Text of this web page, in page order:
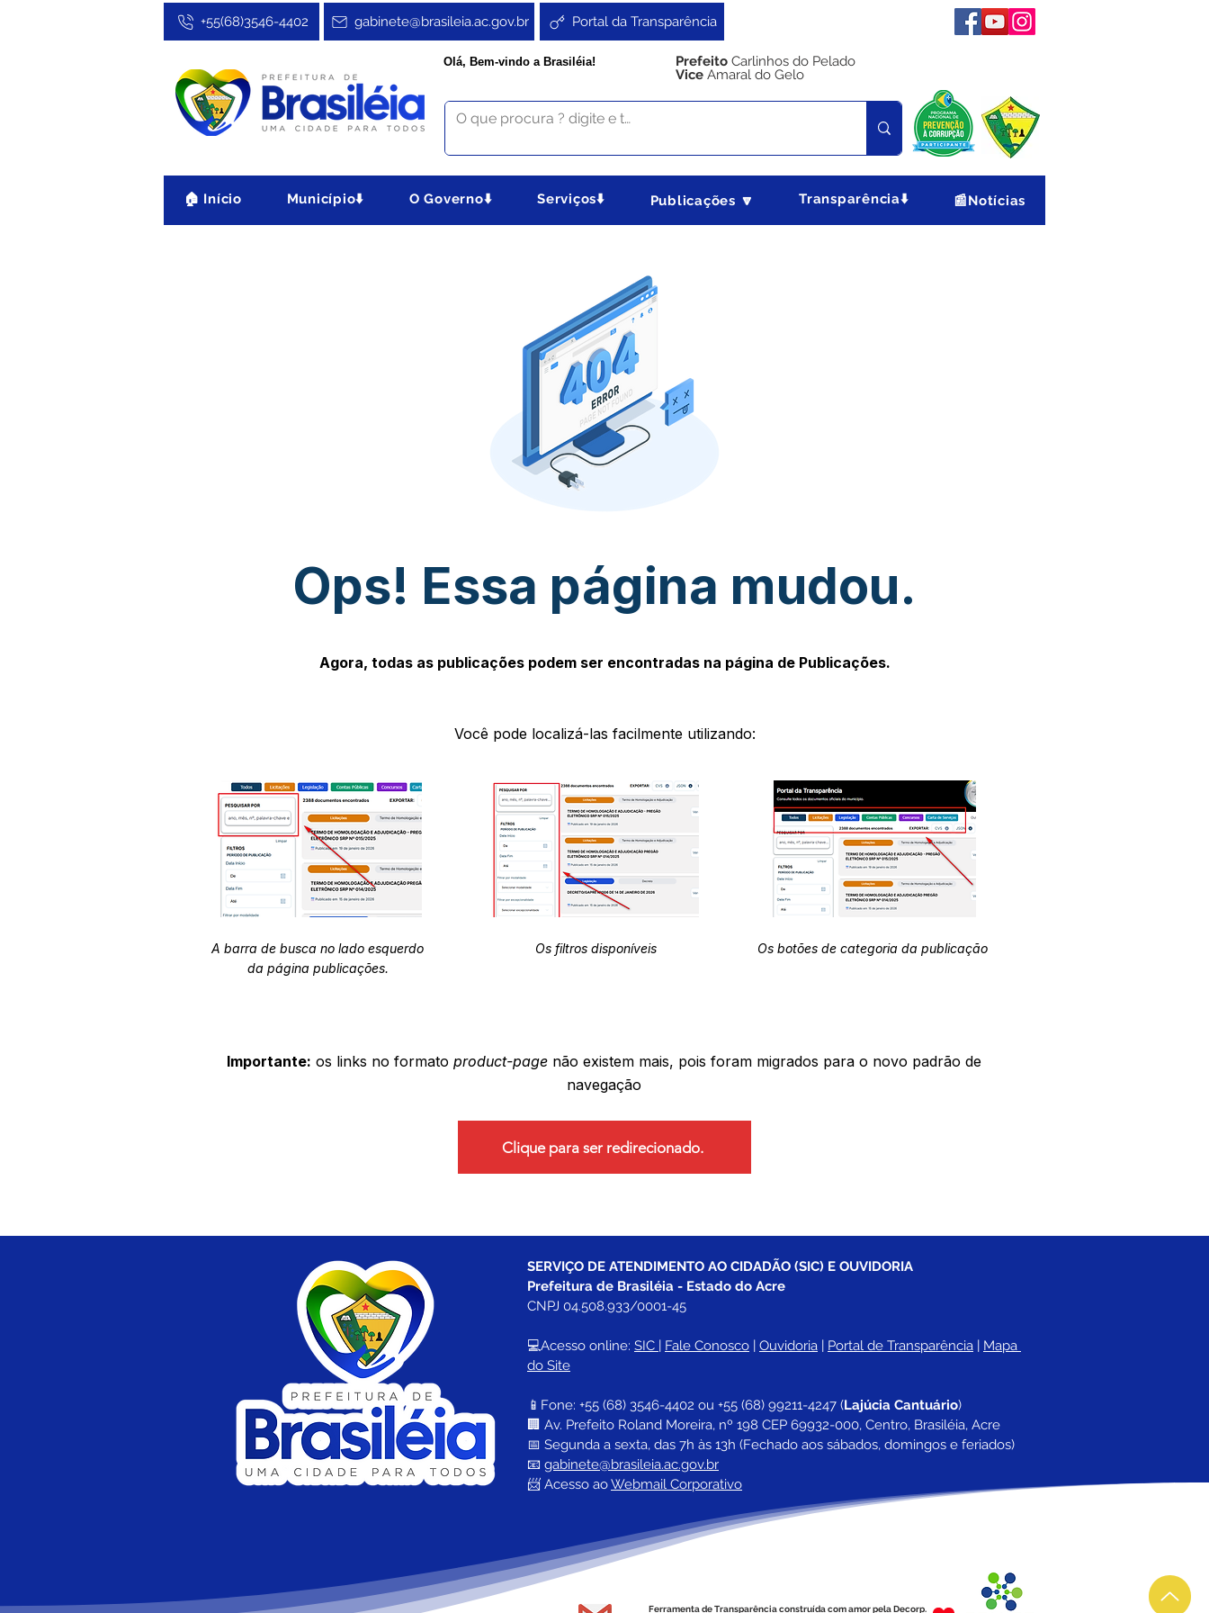
Portal da Transparência
gabinete@brasileia.ac.gov.br
+55(68)3546-4402
Olá, Bem-vindo a Brasiléia! Prefeito Carlinhos do Pelado
Vice Amaral do Gelo
🏠 Início Município⬇️ O Governo⬇️ Serviços⬇️ Publicações 🔽 Transparência⬇️ 📰Notícias
Ops! Essa página mudou.
Agora, todas as publicações podem ser encontradas na página de Publicações.
Você pode localizá-las facilmente utilizando:
A barra de busca no lado esquerdo
da página publicações.
Os filtros disponíveis Os botões de categoria da publicação
Importante: os links no formato product-page não existem mais, pois foram migrados para o novo padrão de
navegação
Clique para ser redirecionado.
SERVIÇO DE ATENDIMENTO AO CIDADÃO (SIC) E OUVIDORIA
Prefeitura de Brasiléia - Estado do Acre
CNPJ 04.508.933/0001-45
💻Acesso online: SIC | Fale Conosco | Ouvidoria | Portal de Transparência | Mapa
do Site
📱Fone: +55 (68) 3546-4402 ou +55 (68) 99211-4247 (Lajúcia Cantuário)
🏢 Av. Prefeito Roland Moreira, nº 198 CEP 69932-000, Centro, Brasiléia, Acre
📅 Segunda a sexta, das 7h às 13h (Fechado aos sábados, domingos e feriados)
📧 gabinete@brasileia.ac.gov.br
📨 Acesso ao Webmail Corporativo
Ferramenta de Transparência construída com amor pela Decorp.